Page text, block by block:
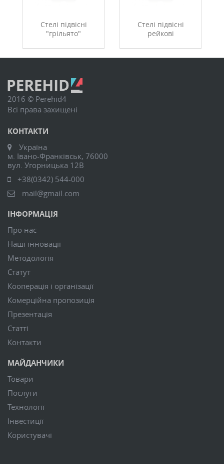
Стелі підвісні
"грільято"
Стелі підвісні
рейкові
2016 © Perehid4
Всі права захищені
КОНТАКТИ
Україна
м. Івано-Франківськ, 76000
вул. Угорницька 12В
+38(0342) 544-000
mail@gmail.com
ІНФОРМАЦІЯ
Про нас
Наші інновації
Методологія
Статут
Кооперація і організації
Комерційна пропозиція
Презентація
Статті
Контакти
МАЙДАНЧИКИ
Товари
Послуги
Технології
Інвестиції
Користувачі